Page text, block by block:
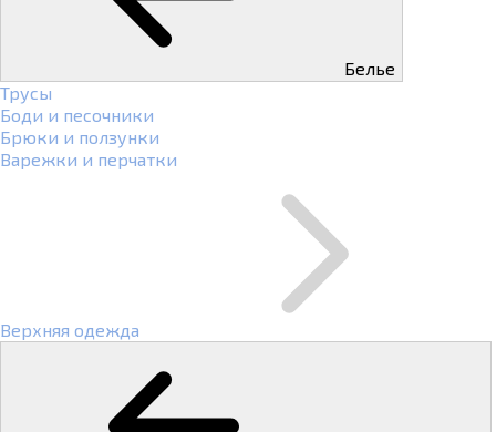
Белье
Трусы
Боди и песочники
Брюки и ползунки
Варежки и перчатки
Верхняя одежда